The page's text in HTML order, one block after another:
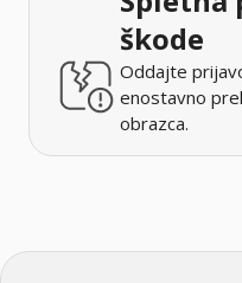
škode
Oddajte
enostavno
obrazca.